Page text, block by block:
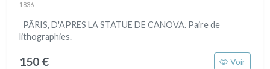
1836
PÂRIS, D'APRES LA STATUE DE CANOVA. Paire de
lithographies.
150 € Voir